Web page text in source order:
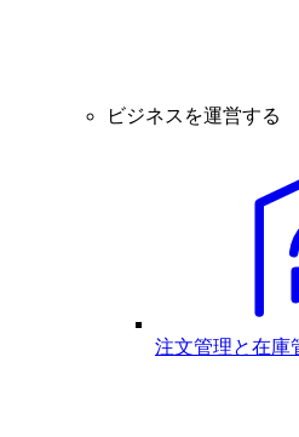
ビジネスを運営する
注文管理と在庫